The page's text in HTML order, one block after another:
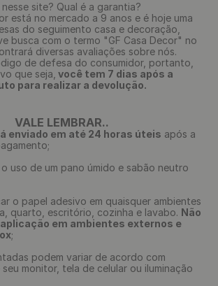
site? Qual é a garantia?
está no mercado a 9 anos e é hoje uma
do seguimento casa e decoração,
busca com o termo "GF Casa Decor" no
diversas avaliações sobre nós.
de defesa do consumidor, portanto,
que seja, você tem 7 dias após a
para realizar a devolução.
VALE LEMBRAR..
enviado em até 24 horas úteis após a
uso de um pano úmido e sabão neutro
o papel adesivo em quaisquer ambientes
quarto, escritório, cozinha e lavabo. Não
em ambientes externos e
;
podem variar de acordo com
monitor, tela de celular ou iluminação